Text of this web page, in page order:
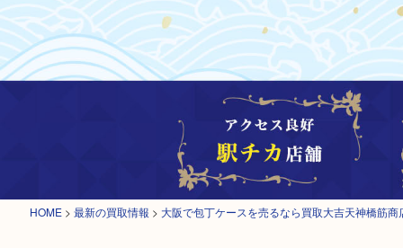
HOME > 最新の買取情報 > 大阪で包丁ケースを売るなら買取大吉天神橋筋商